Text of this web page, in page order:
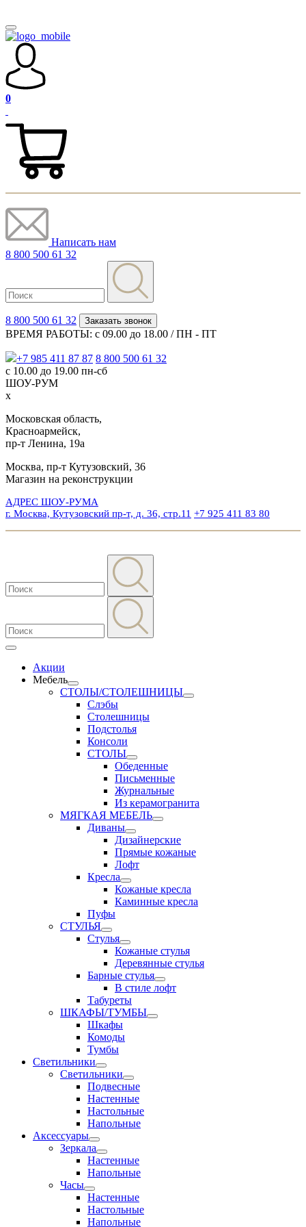
0
Написать нам
8 800 500 61 32
8 800 500 61 32 Заказать звонок
ВРЕМЯ РАБОТЫ: с 09.00 до 18.00 / ПН - ПТ
+7 985 411 87 87 8 800 500 61 32
с 10.00 до 19.00 пн-сб
ШОУ-РУМ
x
Московская область,
Красноармейск,
пр-т Ленина, 19а
Москва, пр-т Кутузовский, 36
Магазин на реконструкции
АДРЕС ШОУ-РУМА
г. Москва, Кутузовский пр-т, д. 36, стр.11 +7 925 411 83 80
Акции
Мебель
СТОЛЫ/СТОЛЕШНИЦЫ
Слэбы
Столешницы
Подстолья
Консоли
СТОЛЫ
Обеденные
Письменные
Журнальные
Из керамогранита
МЯГКАЯ МЕБЕЛЬ
Диваны
Дизайнерские
Прямые кожаные
Лофт
Кресла
Кожаные кресла
Каминные кресла
Пуфы
СТУЛЬЯ
Стулья
Кожаные стулья
Деревянные стулья
Барные стулья
В стиле лофт
Табуреты
ШКАФЫ/ТУМБЫ
Шкафы
Комоды
Тумбы
Светильники
Светильники
Подвесные
Настенные
Настольные
Напольные
Аксессуары
Зеркала
Настенные
Напольные
Часы
Настенные
Настольные
Напольные